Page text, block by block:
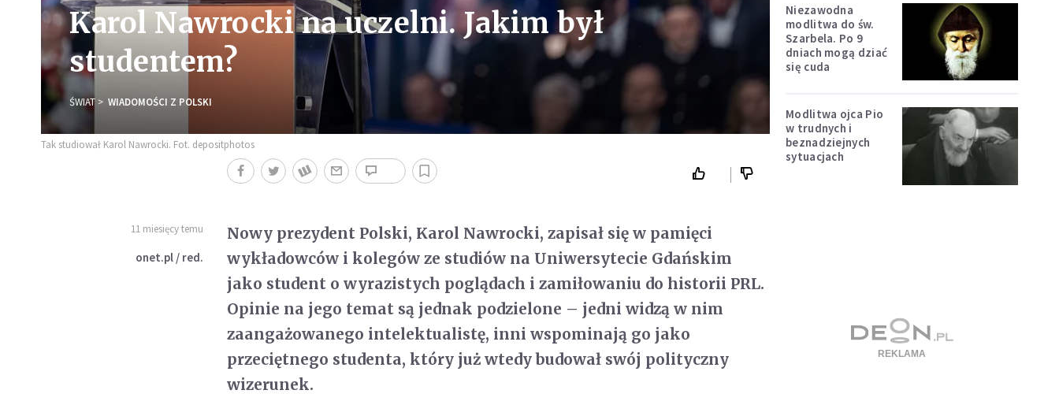
Karol Nawrocki na uczelni. Jakim był
studentem?
ŚWIAT WIADOMOŚCI Z POLSKI
Tak studiował Karol Nawrocki. Fot. depositphotos
11 miesięcy temu
onet.pl / red.
Nowy prezydent Polski, Karol Nawrocki, zapisał się w pamięci
wykładowców i kolegów ze studiów na Uniwersytecie Gdańskim
jako student o wyrazistych poglądach i zamiłowaniu do historii PRL.
Opinie na jego temat są jednak podzielone – jedni widzą w nim
zaangażowanego intelektualistę, inni wspominają go jako
przeciętnego studenta, który już wtedy budował swój polityczny
wizerunek.
Niezawodna
modlitwa do św.
Szarbela. Po 9
dniach mogą dziać
się cuda
Modlitwa ojca Pio
w trudnych i
beznadziejnych
sytuacjach